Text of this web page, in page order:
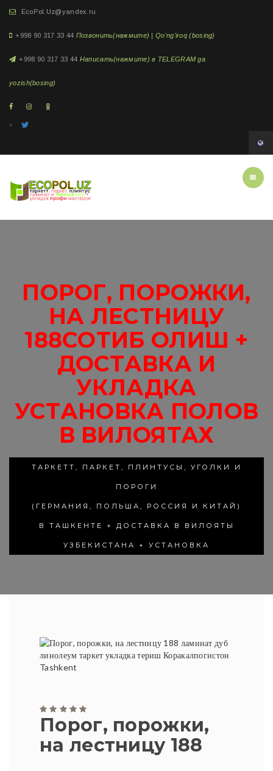
EcoPol.Uz@yandex.ru
+998 90 317 33 44 Позвонить(нажмите) | Qo'ng'iroq (bosing)
+998 90 317 33 44 Написать(нажмите) в TELEGRAM ga
yozish(bosing)
ПОРОГ, ПОРОЖКИ,
НА ЛЕСТНИЦУ
188СОТИБ ОЛИШ +
ДОСТАВКА И
УКЛАДКА
УСТАНОВКА ПОЛОВ
В ВИЛОЯТАХ
ТАРКЕТТ, ПАРКЕТ, ПЛИНТУСЫ, УГОЛКИ И
ПОРОГИ
(ГЕРМАНИЯ, ПОЛЬША, РОССИЯ И КИТАЙ)
В ТАШКЕНТЕ + ДОСТАВКА В ВИЛОЯТЫ
УЗБЕКИСТАНА + УСТАНОВКА
Порог, порожки,
на лестницу 188